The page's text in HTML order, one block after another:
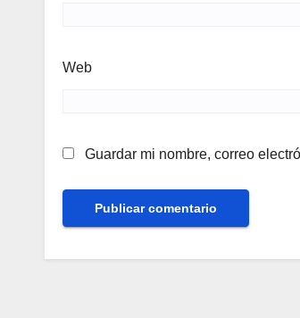
Web
Guardar mi nombre, correo